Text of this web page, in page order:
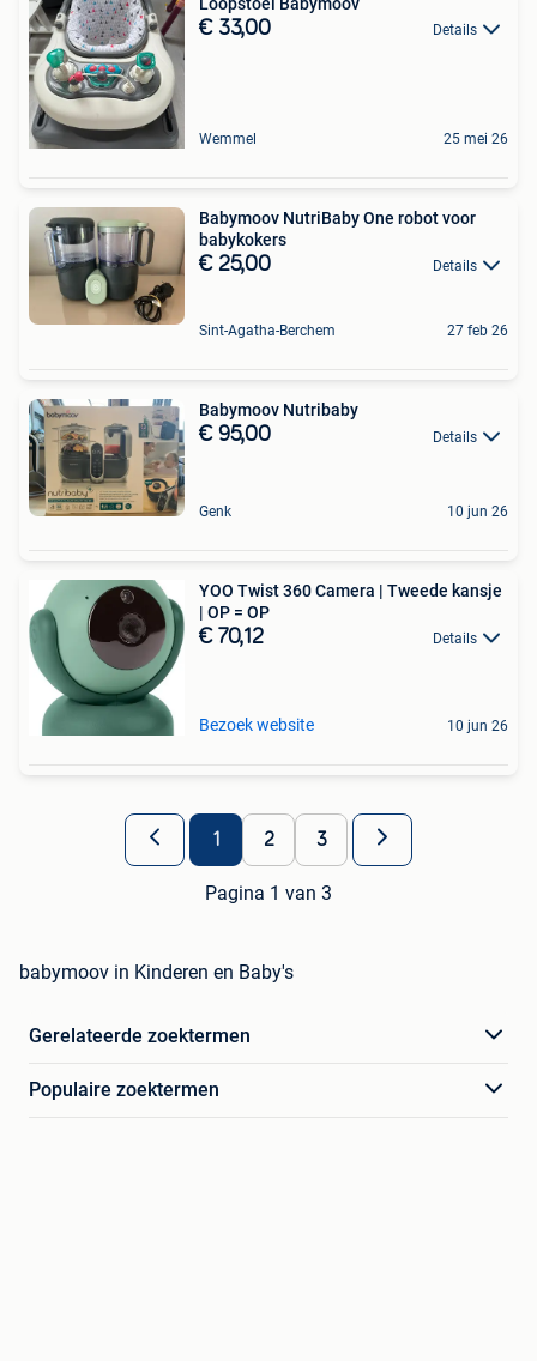
€ 33,00 Details
Wemmel 25 mei 26
Babymoov NutriBaby One robot voor
babykokers
€ 25,00 Details
Sint-Agatha-Berchem 27 feb 26
Babymoov Nutribaby
€ 95,00 Details
Genk 10 jun 26
YOO Twist 360 Camera | Tweede kansje
| OP = OP
€ 70,12 Details
Bezoek website 10 jun 26
1 2 3
Pagina 1 van 3
babymoov in Kinderen en Baby's
Gerelateerde zoektermen
Populaire zoektermen